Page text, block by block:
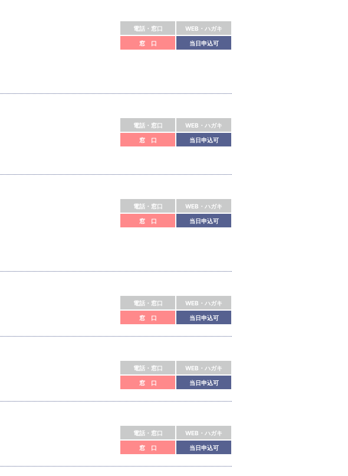
電話・窓口 WEB・ハガキ
窓 口 当日申込可
電話・窓口 WEB・ハガキ
窓 口 当日申込可
電話・窓口 WEB・ハガキ
窓 口 当日申込可
電話・窓口 WEB・ハガキ
窓 口 当日申込可
電話・窓口 WEB・ハガキ
窓 口 当日申込可
電話・窓口 WEB・ハガキ
窓 口 当日申込可